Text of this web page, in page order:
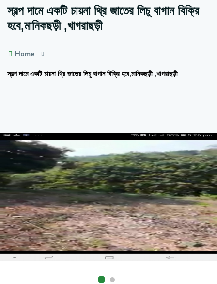
স্বল্প দামে একটি চায়না থ্রি জাতের লিচু বাগান বিক্রি
হবে,মানিকছড়ী ,খাগরাছড়ী
Home
স্বল্প দামে একটি চায়না থ্রি জাতের লিচু বাগান বিক্রি হবে,মানিকছড়ী ,খাগরাছড়ী